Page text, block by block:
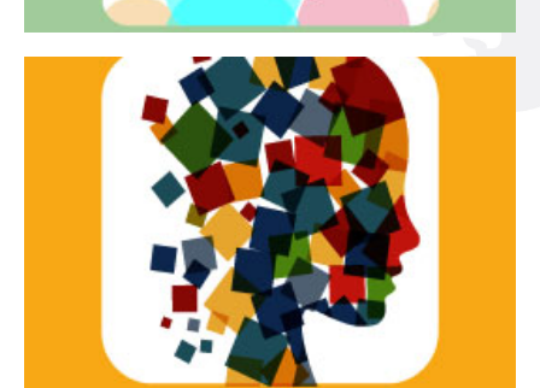
Tracce dinamiche
Tracce Dinamiche è una rassegna di teatro
d’innovazione e sperimentale.
Continua